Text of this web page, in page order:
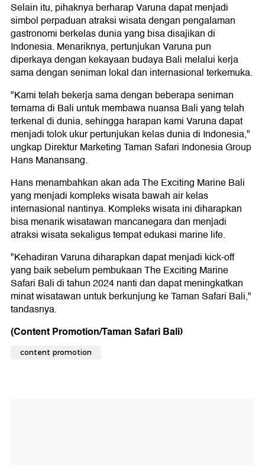
Selain itu, pihaknya berharap Varuna dapat menjadi
simbol perpaduan atraksi wisata dengan pengalaman
gastronomi berkelas dunia yang bisa disajikan di
Indonesia. Menariknya, pertunjukan Varuna pun
diperkaya dengan kekayaan budaya Bali melalui kerja
sama dengan seniman lokal dan internasional terkemuka.
"Kami telah bekerja sama dengan beberapa seniman
ternama di Bali untuk membawa nuansa Bali yang telah
terkenal di dunia, sehingga harapan kami Varuna dapat
menjadi tolok ukur pertunjukan kelas dunia di Indonesia,"
ungkap Direktur Marketing Taman Safari Indonesia Group
Hans Manansang.
Hans menambahkan akan ada The Exciting Marine Bali
yang menjadi kompleks wisata bawah air kelas
internasional nantinya. Kompleks wisata ini diharapkan
bisa menarik wisatawan mancanegara dan menjadi
atraksi wisata sekaligus tempat edukasi marine life.
"Kehadiran Varuna diharapkan dapat menjadi kick-off
yang baik sebelum pembukaan The Exciting Marine
Safari Bali di tahun 2024 nanti dan dapat meningkatkan
minat wisatawan untuk berkunjung ke Taman Safari Bali,"
tandasnya.
(Content Promotion/Taman Safari Bali)
content promotion